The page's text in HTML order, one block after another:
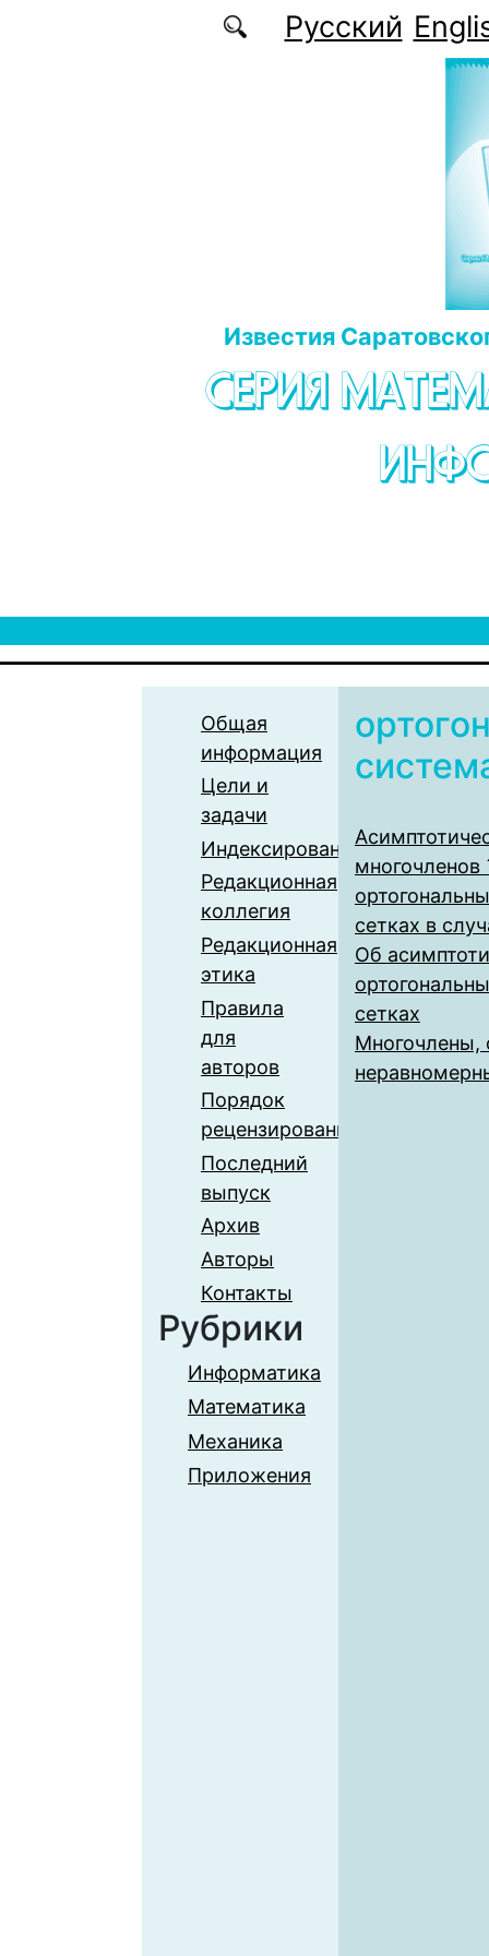
Перейти к основному содержаниюРусский
Известия
СЕРИЯ
Общая
информация
Цели и
задачи
Индексирование
Редакционная
коллегия
Редакционная
этика
Правила
для
авторов
Порядок
рецензирования
Последний
выпуск
Архив
Авторы
Контакты
Рубрики
Информатика
Математика
Механика
Приложения
многочленов
сетках в
Об
сетках
Многочлены,